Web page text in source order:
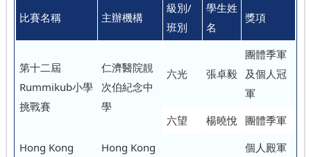
比賽名稱 主辦機構
級別/
班別
學生姓
名
獎項
第十二屆
Rummikub小學
挑戰賽
仁濟醫院靚
次伯紀念中
學
六光 張卓毅
團體季軍
及個人冠
軍
六望
楊曉悅 團體季軍
Hong Kong
Hong Kong 個人殿軍